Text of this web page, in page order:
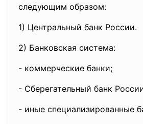
следующим образом:
1) Центральный банк России.
2) Банковская система:
- коммерческие банки;
- Сберегательный банк
- иные специализированные